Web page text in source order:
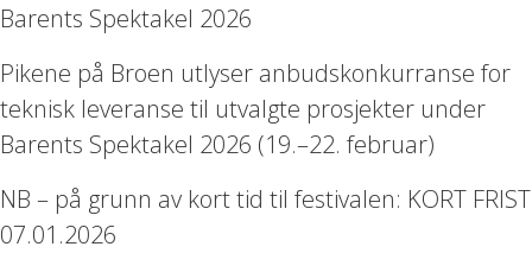
Barents Spektakel 2026
Pikene på Broen utlyser anbudskonkurranse for
teknisk leveranse til utvalgte prosjekter under
Barents Spektakel 2026 (19.–22. februar)
NB – på grunn av kort tid til festivalen: KORT FRIST
07.01.2026